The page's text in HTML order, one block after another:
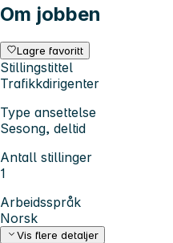
Om jobben
Lagre favoritt
Stillingstittel
Trafikkdirigenter
Type ansettelse
Sesong, deltid
Antall stillinger
1
Arbeidsspråk
Norsk
Vis flere detaljer